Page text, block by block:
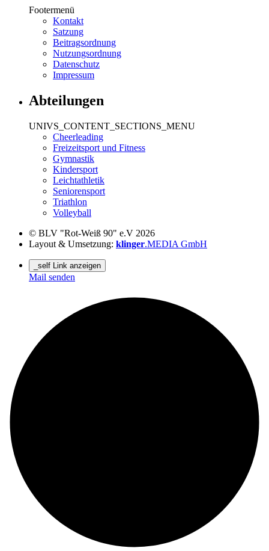
Footermenü
Kontakt
Satzung
Beitragsordnung
Nutzungsordnung
Datenschutz
Impressum
Abteilungen
UNIVS_CONTENT_SECTIONS_MENU
Cheerleading
Freizeitsport und Fitness
Gymnastik
Kindersport
Leichtathletik
Seniorensport
Triathlon
Volleyball
© BLV "Rot-Weiß 90" e.V 2026
Layout & Umsetzung: klinger.MEDIA GmbH
_self Link anzeigen
Mail senden